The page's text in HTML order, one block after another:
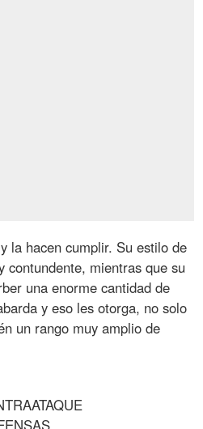
la hacen cumplir. Su estilo de
contundente, mientras que su
una enorme cantidad de
y eso les otorga, no solo
un rango muy amplio de